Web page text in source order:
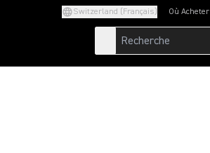
Switzerland (Français) Où Acheter